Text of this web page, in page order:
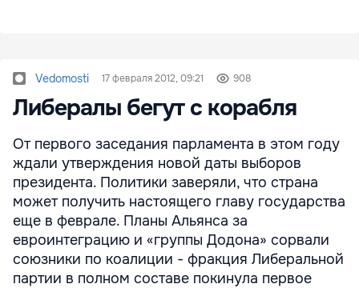
Vedomosti 17 февраля 2012, 09:21 908
Либералы бегут с корабля
От первого заседания парламента в этом году
ждали утверждения новой даты выборов
президента. Политики заверяли, что страна
может получить настоящего главу государства
еще в феврале. Планы Альянса за
евроинтеграцию и «группы Додона» сорвали
союзники по коалиции - фракция Либеральной
партии в полном составе покинула первое